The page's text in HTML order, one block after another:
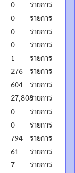
0
รายการ
0
รายการ
0
รายการ
0
รายการ
1
รายการ
276 รายการ
604 รายการ
27,808รายการ
0
รายการ
0
รายการ
794 รายการ
61
รายการ
7
รายการ